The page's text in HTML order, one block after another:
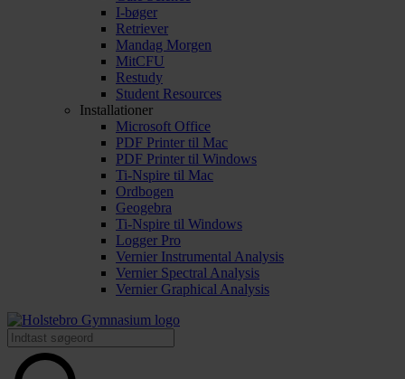
I-bøger
Retriever
Mandag Morgen
MitCFU
Restudy
Student Resources
Installationer
Microsoft Office
PDF Printer til Mac
PDF Printer til Windows
Ti-Nspire til Mac
Ordbogen
Geogebra
Ti-Nspire til Windows
Logger Pro
Vernier Instrumental Analysis
Vernier Spectral Analysis
Vernier Graphical Analysis